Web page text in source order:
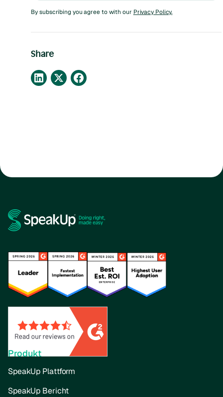
By subscribing you agree to with our Privacy Policy.
Share
Produkt
SpeakUp Plattform
SpeakUp Bericht